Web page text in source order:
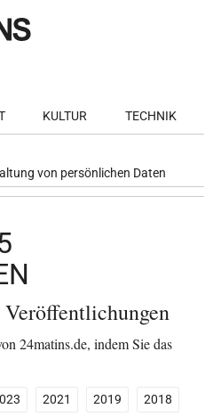
KULTUR TECHNIK
von persönlichen Daten
24matins.de, indem Sie das
2021 2019
2018